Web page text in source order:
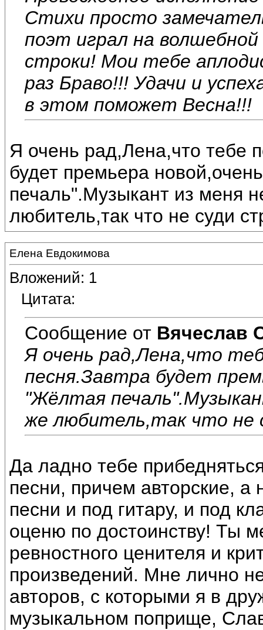
Стихи просто
поэт играл на волшебной
строки! Мои тебе
раз Браво!!! Удачи и
в этом поможет Весна!!!
Я очень рад,Лена,что тебе
будет премьера
печаль".Музыкант из меня
любитель,так что не суди
Елена Евдокимова
Вложений: 1
Цитата:
Сообщение от Вячеслав
Я очень рад,Лена,что
песня.Завтра будет
"Жёлтая
же любитель,так что не
Да ладно тебе
песни, причем авторские,
песни и под гитару, и под
оценю по достоинству! Ты
ревностного ценителя и
произведений. Мне лично
авторов, с которыми я в
музыкальном поприще,